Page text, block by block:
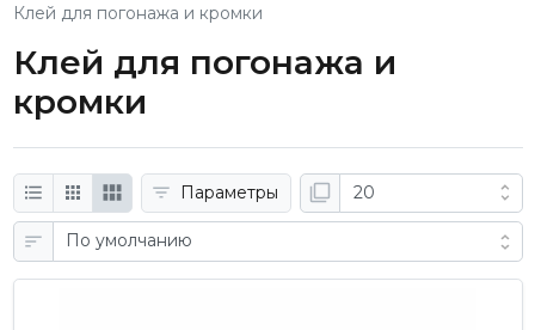
Клей для погонажа и кромки
Клей для погонажа и
кромки
Параметры